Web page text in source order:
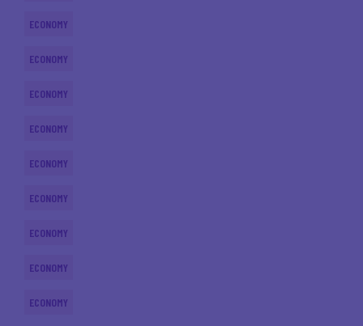
ECONOMY
ECONOMY
ECONOMY
ECONOMY
ECONOMY
ECONOMY
ECONOMY
ECONOMY
ECONOMY